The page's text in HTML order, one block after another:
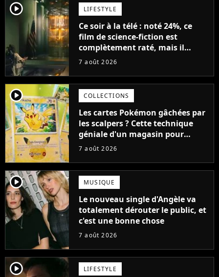
player2 LIFESTYLE
Ce soir à la télé : noté 24%, ce
film de science-fiction est
complètement raté, mais il
aurait pu être encore pire à
7 août 2026
player2 COLLECTIONS
Les cartes Pokémon gâchées par
les scalpers ? Cette technique
géniale d'un magasin pour
ruiner les revendeurs
7 août 2026
player2 MUSIQUE
Le nouveau single d'Angèle va
totalement dérouter le public, et
c'est une bonne chose
7 août 2026
player2 LIFESTYLE